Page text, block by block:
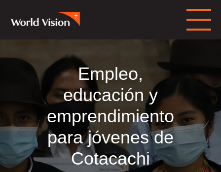
Empleo,
educación y
emprendimiento
para jóvenes de
Cotacachi